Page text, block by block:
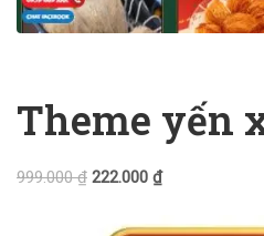
Theme yến
999.000₫ 222.000 ₫